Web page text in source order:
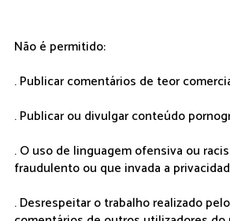
Não é permitido:
. Publicar comentários de teor
. Publicar ou divulgar conteúdo
. O uso de linguagem ofensiva ou
fraudulento ou que invada a
. Desrespeitar o trabalho realizado